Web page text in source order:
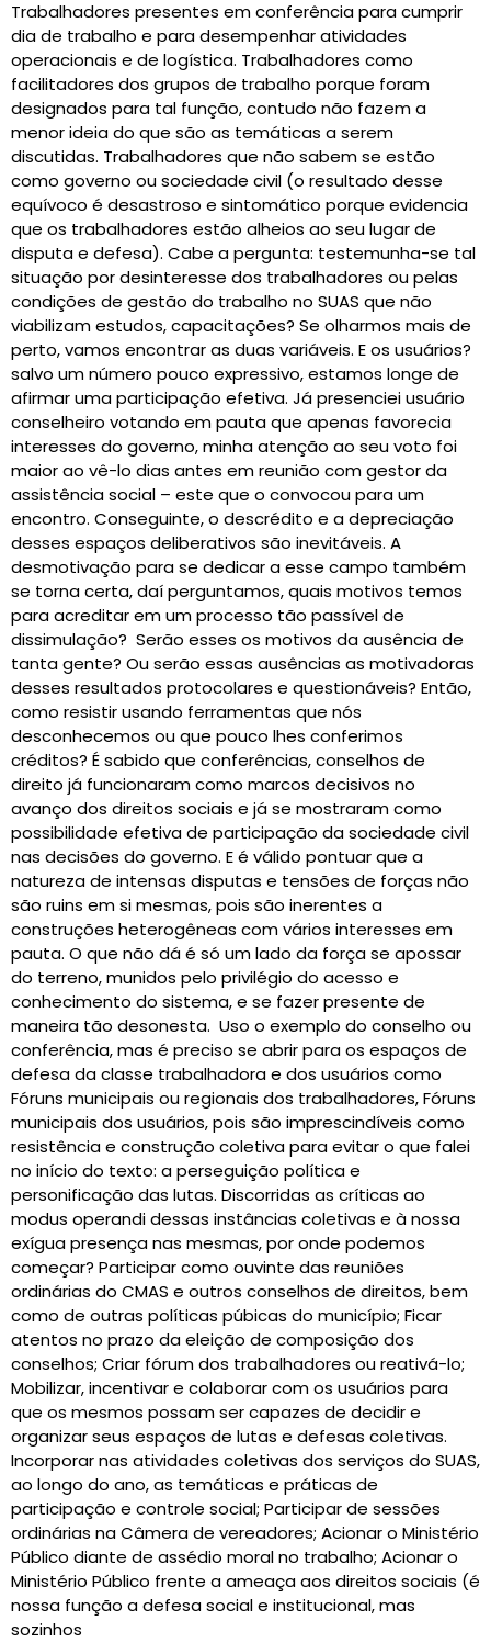
Trabalhadores presentes em conferência para cumprir
dia de trabalho e para desempenhar atividades
operacionais e de logística. Trabalhadores como
facilitadores dos grupos de trabalho porque foram
designados para tal função, contudo não fazem a
menor ideia do que são as temáticas a serem
discutidas. Trabalhadores que não sabem se estão
como governo ou sociedade civil (o resultado desse
equívoco é desastroso e sintomático porque evidencia
que os trabalhadores estão alheios ao seu lugar de
disputa e defesa). Cabe a pergunta: testemunha-se tal
situação por desinteresse dos trabalhadores ou pelas
condições de gestão do trabalho no SUAS que não
viabilizam estudos, capacitações? Se olharmos mais de
perto, vamos encontrar as duas variáveis. E os usuários?
salvo um número pouco expressivo, estamos longe de
afirmar uma participação efetiva. Já presenciei usuário
conselheiro votando em pauta que apenas favorecia
interesses do governo, minha atenção ao seu voto foi
maior ao vê-lo dias antes em reunião com gestor da
assistência social – este que o convocou para um
encontro. Conseguinte, o descrédito e a depreciação
desses espaços deliberativos são inevitáveis. A
desmotivação para se dedicar a esse campo também
se torna certa, daí perguntamos, quais motivos temos
para acreditar em um processo tão passível de
dissimulação? Serão esses os motivos da ausência de
tanta gente? Ou serão essas ausências as motivadoras
desses resultados protocolares e questionáveis? Então,
como resistir usando ferramentas que nós
desconhecemos ou que pouco lhes conferimos
créditos? É sabido que conferências, conselhos de
direito já funcionaram como marcos decisivos no
avanço dos direitos sociais e já se mostraram como
possibilidade efetiva de participação da sociedade civil
nas decisões do governo. E é válido pontuar que a
natureza de intensas disputas e tensões de forças não
são ruins em si mesmas, pois são inerentes a
construções heterogêneas com vários interesses em
pauta. O que não dá é só um lado da força se apossar
do terreno, munidos pelo privilégio do acesso e
conhecimento do sistema, e se fazer presente de
maneira tão desonesta. Uso o exemplo do conselho ou
conferência, mas é preciso se abrir para os espaços de
defesa da classe trabalhadora e dos usuários como
Fóruns municipais ou regionais dos trabalhadores, Fóruns
municipais dos usuários, pois são imprescindíveis como
resistência e construção coletiva para evitar o que falei
no início do texto: a perseguição política e
personificação das lutas. Discorridas as críticas ao
modus operandi dessas instâncias coletivas e à nossa
exígua presença nas mesmas, por onde podemos
começar? Participar como ouvinte das reuniões
ordinárias do CMAS e outros conselhos de direitos, bem
como de outras políticas púbicas do município; Ficar
atentos no prazo da eleição de composição dos
conselhos; Criar fórum dos trabalhadores ou reativá-lo;
Mobilizar, incentivar e colaborar com os usuários para
que os mesmos possam ser capazes de decidir e
organizar seus espaços de lutas e defesas coletivas.
Incorporar nas atividades coletivas dos serviços do SUAS,
ao longo do ano, as temáticas e práticas de
participação e controle social; Participar de sessões
ordinárias na Câmera de vereadores; Acionar o Ministério
Público diante de assédio moral no trabalho; Acionar o
Ministério Público frente a ameaça aos direitos sociais (é
nossa função a defesa social e institucional, mas
sozinhos